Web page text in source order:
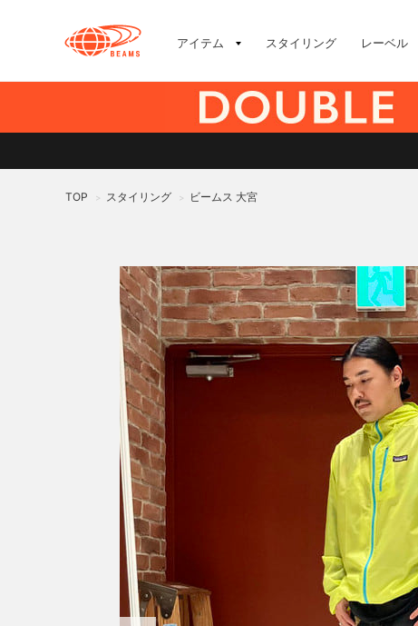
アイテム スタイリング レーベル
TOP > スタイリング > ビームス 大宮